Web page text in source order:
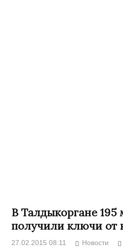
В Талдыкоргане
получили ключи от
27.02.2015 08:11 Новости